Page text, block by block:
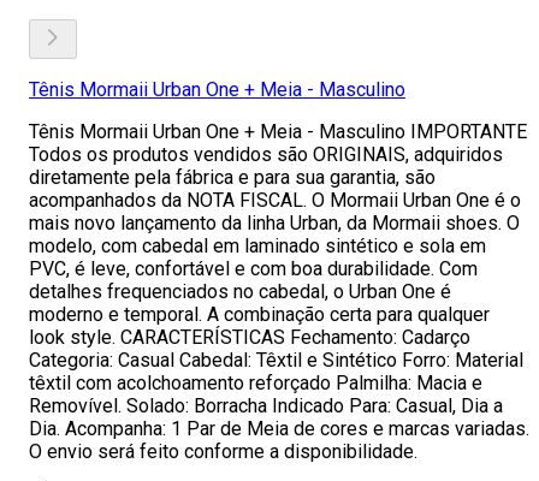
Tênis Mormaii Urban One + Meia - Masculino
Tênis Mormaii Urban One + Meia - Masculino IMPORTANTE
Todos os produtos vendidos são ORIGINAIS, adquiridos
diretamente pela fábrica e para sua garantia, são
acompanhados da NOTA FISCAL. O Mormaii Urban One é o
mais novo lançamento da linha Urban, da Mormaii shoes. O
modelo, com cabedal em laminado sintético e sola em
PVC, é leve, confortável e com boa durabilidade. Com
detalhes frequenciados no cabedal, o Urban One é
moderno e temporal. A combinação certa para qualquer
look style. CARACTERÍSTICAS Fechamento: Cadarço
Categoria: Casual Cabedal: Têxtil e Sintético Forro: Material
têxtil com acolchoamento reforçado Palmilha: Macia e
Removível. Solado: Borracha Indicado Para: Casual, Dia a
Dia. Acompanha: 1 Par de Meia de cores e marcas variadas.
O envio será feito conforme a disponibilidade.